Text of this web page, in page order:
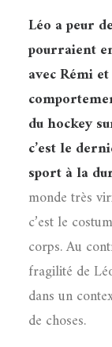
Léo a peur
pourraient
avec Rémi
du hockey
c’est le
sport à la
monde très
c’est le
corps. Au
fragilité de
dans un
de choses.